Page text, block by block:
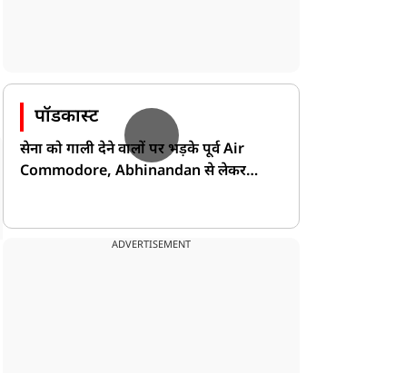
पॉडकास्ट
सेना को गाली देने वालों पर भड़के पूर्व Air
Commodore, Abhinandan से लेकर
ADVERTISEMENT